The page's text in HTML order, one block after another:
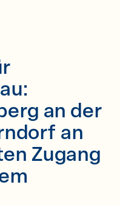
an der
an
Zugang